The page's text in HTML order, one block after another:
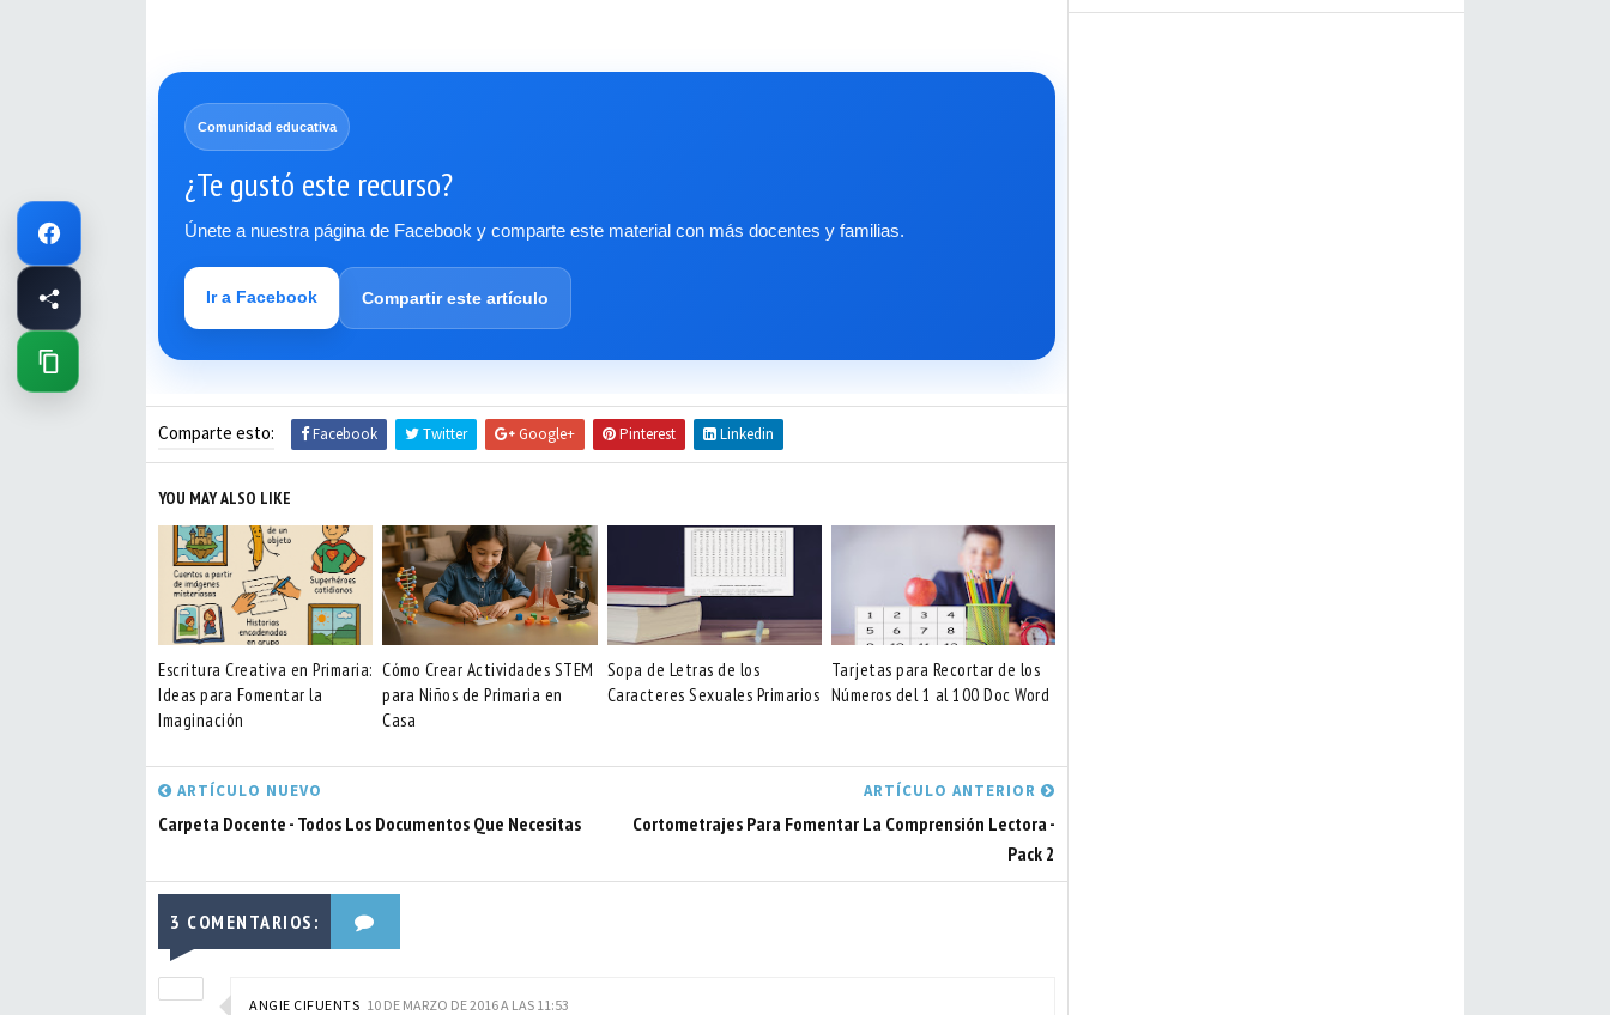
Comunidad educativa
¿Te gustó este recurso?
Únete a nuestra página de Facebook y comparte este material con más docentes y familias.
Ir a Facebook Compartir este artículo
Comparte esto: Facebook Twitter Google+ Pinterest Linkedin
YOU MAY ALSO LIKE
Escritura Creativa en Primaria:
Ideas para Fomentar la
Imaginación
Cómo Crear Actividades STEM
para Niños de Primaria en
Casa
Sopa de Letras de los
Caracteres Sexuales Primarios
Tarjetas para Recortar de los
Números del 1 al 100 Doc Word
ARTÍCULO NUEVO
Carpeta Docente - Todos Los Documentos Que Necesitas
ARTÍCULO ANTERIOR
Cortometrajes Para Fomentar La Comprensión Lectora -
Pack 2
3 COMENTARIOS:
ANGIE CIFUENTS 10 DE MARZO DE 2016 A LAS 11:53